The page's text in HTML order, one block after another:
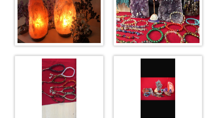
FIRIN
ZİYARET GÖRÜŞ BİLGİLERİ
HÜKÜMLÜ ZİYARET PROGRAMI
ZİYARET GÖRÜŞ YÖNETMELİĞİ